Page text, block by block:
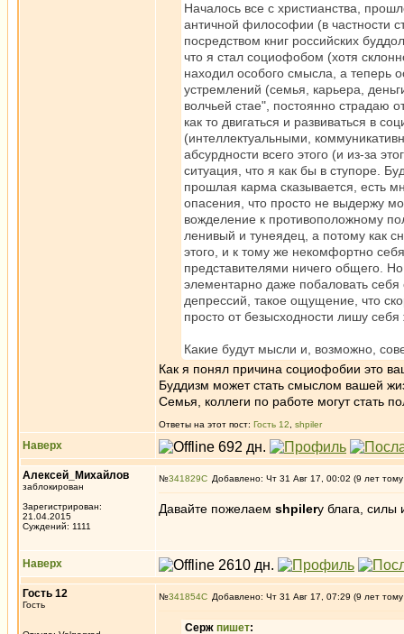
Началось все с христианства,
античной философии (в частности
посредством книг российских
что я стал социофобом (хотя
находил особого смысла, а теперь
устремлений (семья, карьера,
волчьей стае", постоянно страдаю
как то двигаться и развиваться в
(интеллектуальными,
абсурдности всего этого (и из-за
ситуация, что я как бы в ступоре.
прошлая карма сказывается, есть
опасения, что просто не выдержу
вожделение к противоположному
ленивый и тунеядец, а потому как
этого, и к тому же некомфортно
представителями ничего общего.
элементарно даже побаловать себя
депрессий, такое ощущение, что
просто от безысходности лишу
Какие будут мысли и, возможно,
Как я понял причина социофобии это
Буддизм может стать смыслом вашей
Семья, коллеги по работе могут стать
Ответы на этот пост: Гость 12 shpiler
Наверх
Алексей_Михайлов
заблокирован
Зарегистрирован:
21.04.2015
Суждений: 1111
№341829 Добавлено: Чт 31 Авг 17, 00:02 (9 лет
Давайте пожелаем shpilerу блага, силы
Наверх
Гость 12
Гость
№341854 Добавлено: Чт 31 Авг 17, 07:29 (9 лет
Серж пишет: